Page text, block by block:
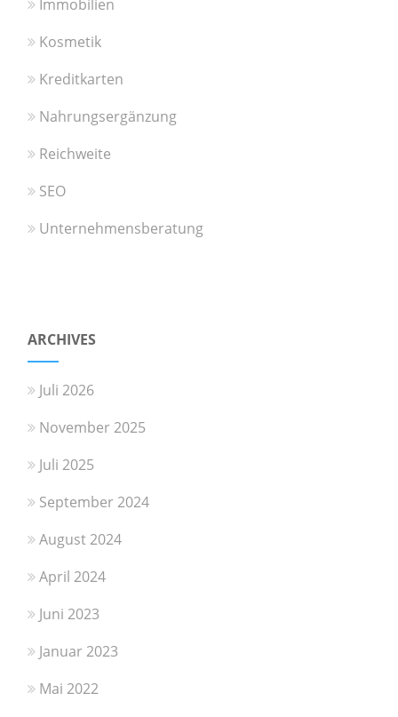
Immobilien
Kosmetik
Kreditkarten
Nahrungsergänzung
Reichweite
SEO
Unternehmensberatung
ARCHIVES
Juli 2026
November 2025
Juli 2025
September 2024
August 2024
April 2024
Juni 2023
Januar 2023
Mai 2022